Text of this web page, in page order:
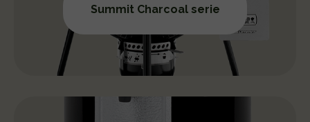
Summit Charcoal serie